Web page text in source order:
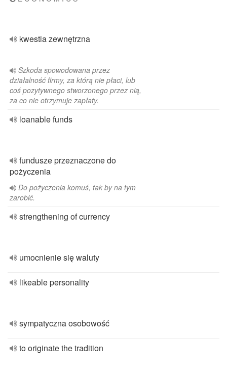
kwestia zewnętrzna
Szkoda spowodowana przez
działalność firmy, za którą nie płaci, lub
coś pozytywnego stworzonego przez nią,
za co nie otrzymuje zapłaty.
loanable funds
fundusze przeznaczone do
pożyczenia
Do pożyczenia komuś, tak by na tym
zarobić.
strengthening of currency
umocnienie się waluty
likeable personality
sympatyczna osobowość
to originate the tradition